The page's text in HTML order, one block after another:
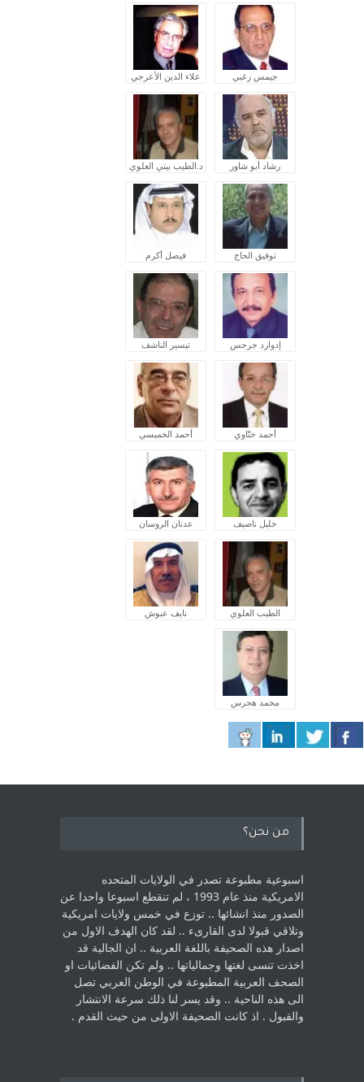
جيمس زغبي علاء الدين الأعرجي
رشاد أبو شاور د.الطيب بيتي العلوي
توفيق الحاج فيصل أكرم
إدوارد جرجس تيسير الناشف
أحمد ختّاوي أحمد الخميسي
خليل ناصيف عدنان الروسان
الطيب العلوي نايف عبوش
محمد هجرس
من نحن؟
اسبوعية مطبوعة تصدر في الولايات المتحده
الامريكية منذ عام 1993 ، لم ‏تنقطع اسبوعا واحدا عن
الصدور منذ انشائها .. توزع في خمس ولايات امريكية
‏وتلاقي قبولا لدى القارىء ..‏ لقد كان الهدف الاول من
اصدار هذه الصحيفة باللغة العربية .. ان الجالية قد
اخذت ‏تنسى لغتها وجمالياتها .. ولم تكن الفضائيات او
الصحف العربية المطبوعة في الوطن ‏العربي تصل
الى هذه الناحية .. وقد يسر لنا ذلك سرعة الانتشار
والقبول . اذ كانت ‏الصحيفة الاولى من حيث القدم . ‏